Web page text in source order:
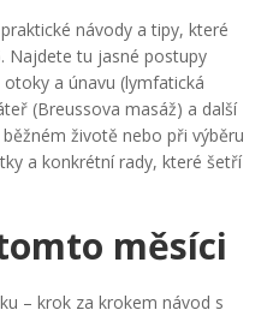
návody a tipy, které
Najdete tu jasné postupy
a únavu (lymfatická
(Breussova masáž) a další
životě nebo při výběru
a konkrétní rady, které šetří
měsíci
– krok za krokem návod s